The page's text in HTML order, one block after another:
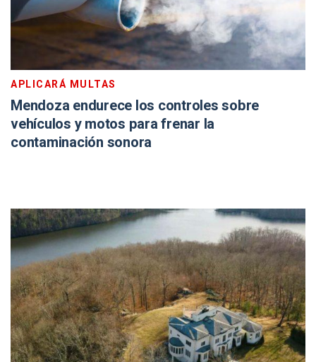
APLICARÁ MULTAS
Mendoza endurece los controles sobre
vehículos y motos para frenar la
contaminación sonora